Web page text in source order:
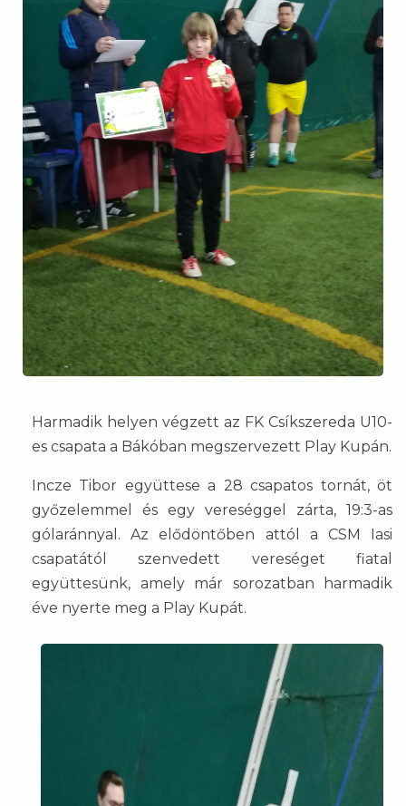
Harmadik helyen végzett az FK Csíkszereda U10-
es csapata a Bákóban megszervezett Play Kupán.
Incze Tibor együttese a 28 csapatos tornát, öt
győzelemmel és egy vereséggel zárta, 19:3-as
gólaránnyal. Az elődöntőben attól a CSM Iasi
csapatától szenvedett vereséget fiatal
együttesünk, amely már sorozatban harmadik
éve nyerte meg a Play Kupát.